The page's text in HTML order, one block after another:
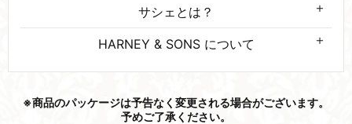
サシェとは？
HARNEY & SONS について
※商品の​パッケージは​予告なく​変更される​場合が​ございます。​
予めご了承ください。